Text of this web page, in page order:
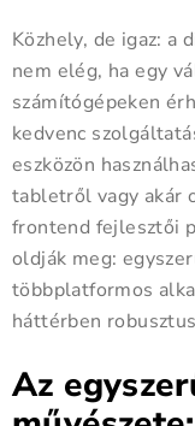
Közhely, de igaz: a
nem elég, ha egy
számítógépeken
kedvenc
eszközön
tabletről vagy akár
frontend fejlesztői
oldják meg:
többplatformos
háttérben
Az